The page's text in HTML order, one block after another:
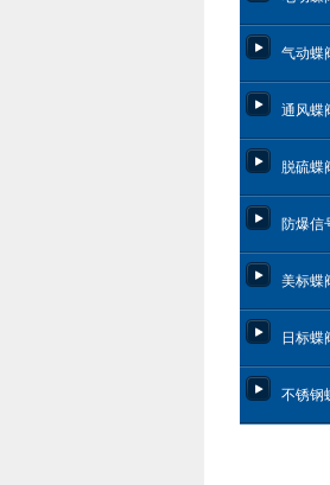
气动蝶
通风蝶
脱硫蝶
防爆信
美标蝶
日标蝶
不锈钢